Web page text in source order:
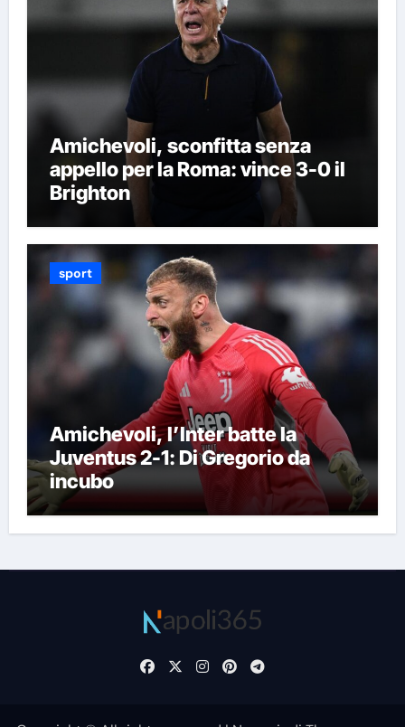
Amichevoli, sconfitta senza
appello per la Roma: vince 3-0 il
Brighton
sport
Amichevoli, l’Inter batte la
Juventus 2-1: Di Gregorio da
incubo